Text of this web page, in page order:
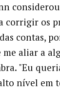
corrigir os
contas,
aliar a
"Eu
nível em